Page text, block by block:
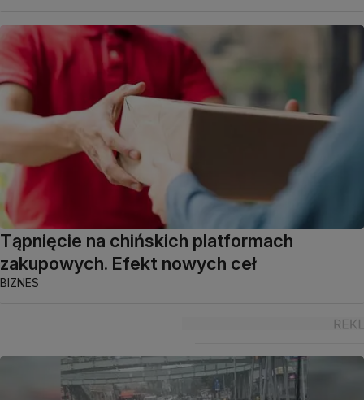
Tąpnięcie na chińskich platformach
zakupowych. Efekt nowych ceł
BIZNES